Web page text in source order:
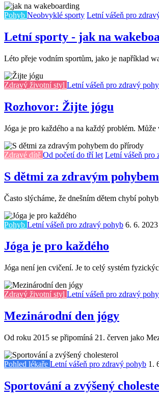
Pohyb Neobvyklé sporty Letní vášeň pro
Letní sporty - jak na
Léto přeje vodním sportům, jako je například
Zdravý životní styl Letní vášeň pro zdravý
Rozhovor: Žijte jógu
Jóga je pro každého a na každý problém.
Zdravé dítě Od početí do tří let Letní vášeň pro
S dětmi za zdravým
Často slýcháme, že dnešním dětem chybí
Pohyb Letní vášeň pro zdravý pohyb 6. 6. 2023
Jóga je pro každého
Jóga není jen cvičení. Je to celý systém
Zdravý životní styl Letní vášeň pro zdravý
Mezinárodní den jógy
Od roku 2015 se připomíná 21. červen jako
Pohled lékaře Letní vášeň pro zdravý pohyb 1.
Sportování a zvýšený